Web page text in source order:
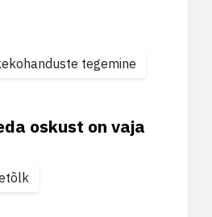
tegemine
oskust on vaja